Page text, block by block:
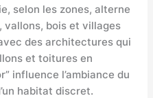
selon les zones, alterne
vallons, bois et villages
des architectures qui
et toitures en
influence l’ambiance du
habitat discret.